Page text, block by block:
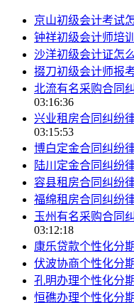
京山初级会计考试
钟祥初级会计师培
沙洋初级会计证怎
掇刀初级会计师报
北流有名采购合同
03:16:36
兴业租房合同纠纷
03:15:53
博白定金合同纠纷
陆川定金合同纠纷
容县租房合同纠纷
福绵租房合同纠纷
玉州有名采购合同
03:12:18
康乐贷款个性化分
伏波协商个性化分
孔明办理个性化分
恒礁办理个性化分